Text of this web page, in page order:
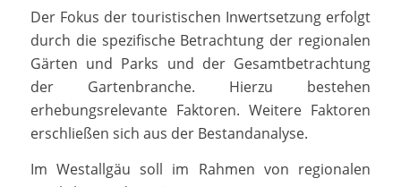
Der Fokus der touristischen Inwertsetzung erfolgt
durch die spezifische Betrachtung der regionalen
Gärten und Parks und der Gesamtbetrachtung
der Gartenbranche. Hierzu bestehen
erhebungsrelevante Faktoren. Weitere Faktoren
erschließen sich aus der Bestandanalyse.
Im Westallgäu soll im Rahmen von regionalen